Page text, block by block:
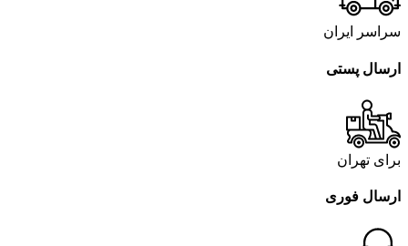
سراسر ایران
ارسال پستی
برای تهران
ارسال فوری